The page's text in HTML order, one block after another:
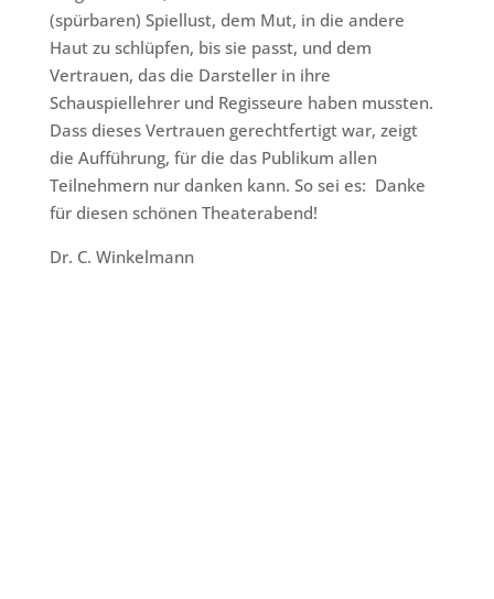
(spürbaren) Spiellust, dem Mut, in die andere
Haut zu schlüpfen, bis sie passt, und dem
Vertrauen, das die Darsteller in ihre
Schauspiellehrer und Regisseure haben mussten.
Dass dieses Vertrauen gerechtfertigt war, zeigt
die Aufführung, für die das Publikum allen
Teilnehmern nur danken kann. So sei es: Danke
für diesen schönen Theaterabend!
Dr. C. Winkelmann